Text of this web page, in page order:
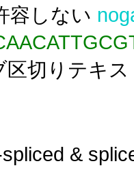
容しない
区切りテキ
&